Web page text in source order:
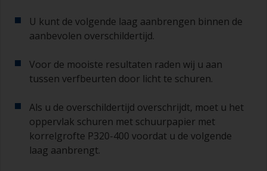
U kunt de volgende laag aanbrengen binnen de
aanbevolen overschildertijd.
Voor de mooiste resultaten raden wij u aan
tussen verfbeurten door licht te schuren.
Als u de overschildertijd overschrijdt, moet u het
oppervlak schuren met schuurpapier met
korrelgrofte P320-400 voordat u de volgende
laag aanbrengt.